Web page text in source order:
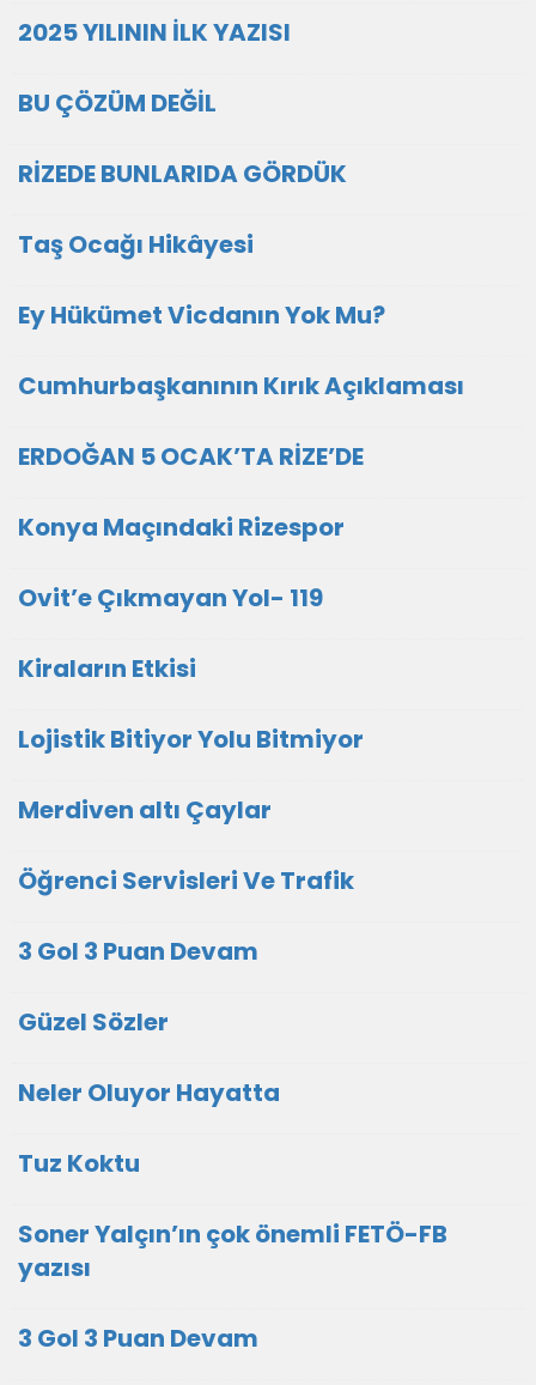
2025 YILININ İLK YAZISI
BU ÇÖZÜM DEĞİL
RİZEDE BUNLARIDA GÖRDÜK
Taş Ocağı Hikâyesi
Ey Hükümet Vicdanın Yok Mu?
Cumhurbaşkanının Kırık Açıklaması
ERDOĞAN 5 OCAK’TA RİZE’DE
Konya Maçındaki Rizespor
Ovit’e Çıkmayan Yol- 119
Kiraların Etkisi
Lojistik Bitiyor Yolu Bitmiyor
Merdiven altı Çaylar
Öğrenci Servisleri Ve Trafik
3 Gol 3 Puan Devam
Güzel Sözler
Neler Oluyor Hayatta
Tuz Koktu
Soner Yalçın’ın çok önemli FETÖ-FB
yazısı
3 Gol 3 Puan Devam